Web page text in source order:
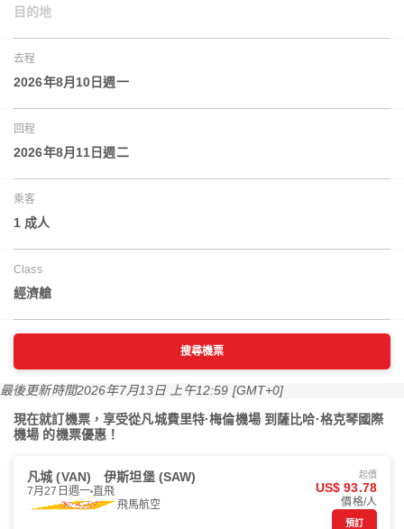
目的地
去程
2026年8月10日週一
回程
2026年8月11日週二
乘客
1 成人
Class
經濟艙
搜尋機票
最後更新時間2026年7月13日 上午12:59 [GMT+0]
現在就訂機票，享受從凡城費里特·梅倫機場 到薩比哈·格克琴國際
機場 的機票優惠！
凡城 (VAN) 伊斯坦堡 (SAW)
7月27日週一 直飛
飛馬航空
起價
US$ 93.78
價格/人
預訂